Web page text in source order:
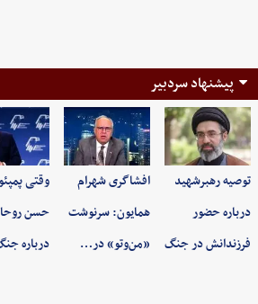
پیشنهاد سردبیر
توصیه رهبرشهید
درباره حضور
فرزندانش در جنگ
افشاگری شهرام
همایون: سرنوشت
«من‌وتو» در…
وقتی
حسن
درباره